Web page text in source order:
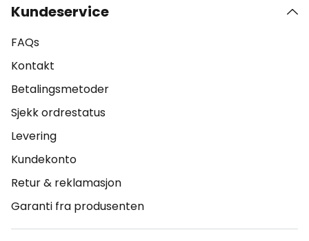
Kundeservice
FAQs
Kontakt
Betalingsmetoder
Sjekk ordrestatus
Levering
Kundekonto
Retur & reklamasjon
Garanti fra produsenten